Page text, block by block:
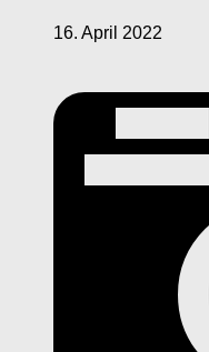
16. April 2022